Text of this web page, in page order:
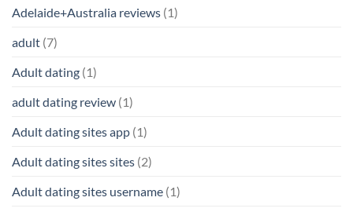
Adelaide+Australia reviews (1)
adult (7)
Adult dating (1)
adult dating review (1)
Adult dating sites app (1)
Adult dating sites sites (2)
Adult dating sites username (1)